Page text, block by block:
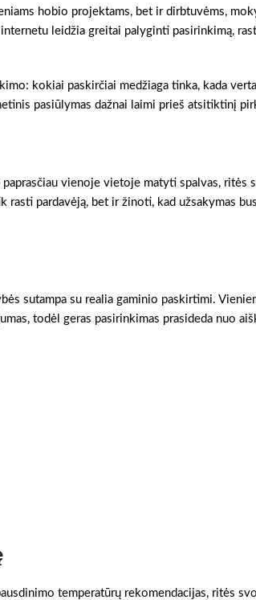
hobio projektams, bet ir dirbtuvėms,
leidžia greitai palyginti pasirinkimą,
kokiai paskirčiai medžiaga tinka, kada
pasiūlymas dažnai laimi prieš atsitiktinį
paprasčiau vienoje vietoje matyti spalvas,
pardavėją, bet ir žinoti, kad užsakymas
sutampa su realia gaminio paskirtimi.
todėl geras pasirinkimas prasideda nuo
temperatūrų rekomendacijas, ritės